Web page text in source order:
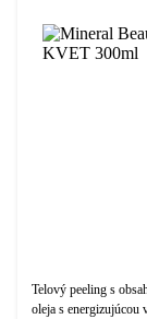
Telový peeling s
oleja s energizujúcou